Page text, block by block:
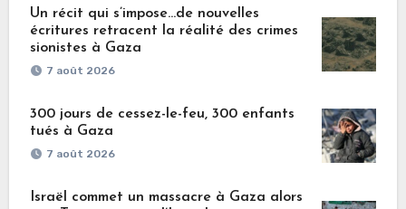
Un récit qui s’impose…de nouvelles
écritures retracent la réalité des crimes
sionistes à Gaza
7 août 2026
300 jours de cessez-le-feu, 300 enfants
tués à Gaza
7 août 2026
Israël commet un massacre à Gaza alors